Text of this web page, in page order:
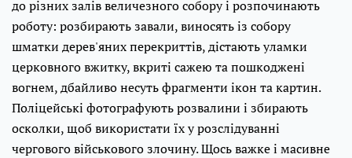
до різних залів величезного собору і розпочинають
роботу: розбирають завали, виносять із собору
шматки дерев'яних перекриттів, дістають уламки
церковного вжитку, вкриті сажею та пошкоджені
вогнем, дбайливо несуть фрагменти ікон та картин.
Поліцейські фотографують розвалини і збирають
осколки, щоб використати їх у розслідуванні
чергового військового злочину. Щось важке і масивне